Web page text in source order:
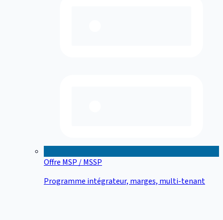
Offre MSP / MSSP
Programme intégrateur, marges, multi-tenant